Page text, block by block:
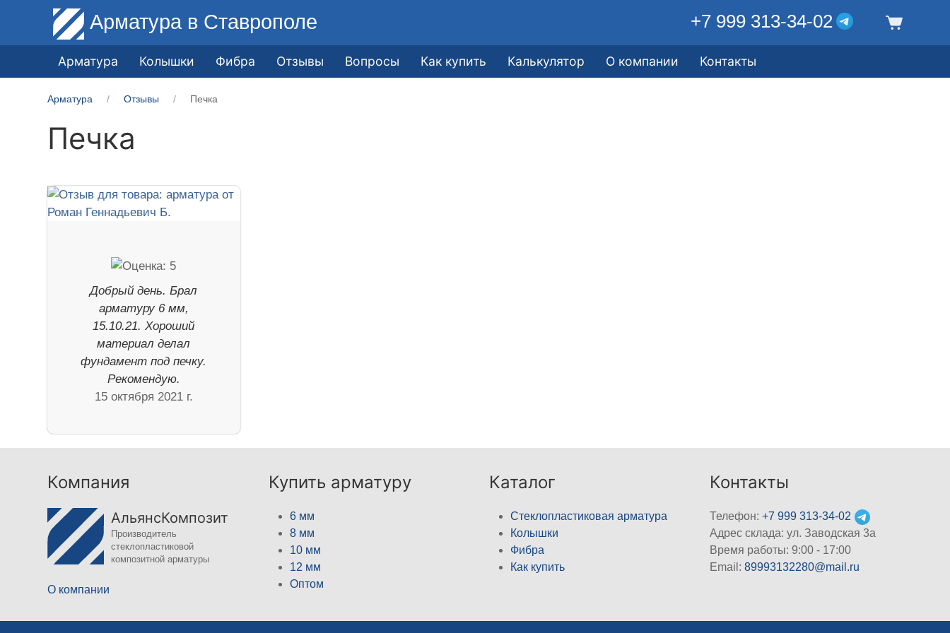
Арматура в Ставрополе +7 999 313-34-02
Арматура Колышки Фибра Отзывы Вопросы Как купить Калькулятор О компании Контакты
Арматура Отзывы Печка
Печка
Добрый день. Брал
арматуру 6 мм,
15.10.21. Хороший
материал делал
фундамент под печку.
Рекомендую.
15 октября 2021 г.
Компания
АльянсКомпозит
Производитель
стеклопластиковой
композитной арматуры
О компании
Купить арматуру
6 мм
8 мм
10 мм
12 мм
Оптом
Каталог
Стеклопластиковая арматура
Колышки
Фибра
Как купить
Контакты
Телефон:+7 999 313-34-02
Адрес склада: ул. Заводская 3а
Время работы: 9:00 - 17:00
Email:89993132280@mail.ru